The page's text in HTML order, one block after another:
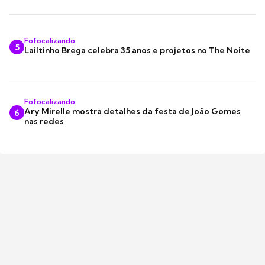
5
Fofocalizando
Lailtinho Brega celebra 35 anos e projetos no The Noite
6
Fofocalizando
Ary Mirelle mostra detalhes da festa de João Gomes
nas redes